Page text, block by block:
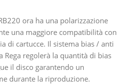
ora ha una polarizzazione
una maggiore compatibilità con
di cartucce. Il sistema bias / anti
Rega regolerà la quantità di bias
il disco garantendo un
durante la riproduzione.